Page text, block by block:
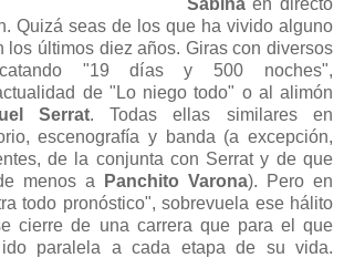
Sabinaen directo
Quizá seas de los que ha vivido alguno
los últimos diez años. Giras con diversos
"19 días y 500 noches",
de "Lo niego todo" o al alimón
Serrat. Todas ellas similares en
escenografía y banda (a excepción,
de la conjunta con Serrat y de que
menos a
Panchito Varona). Pero en
todo pronóstico", sobrevuela ese hálito
cierre de una carrera que para el que
paralela a cada etapa de su vida.